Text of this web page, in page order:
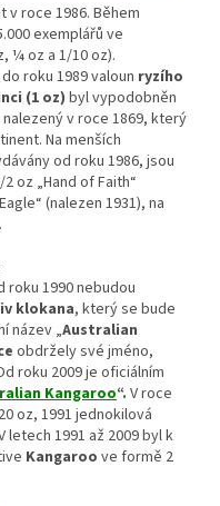
v roce 1986. Během
exemplářů ve
¼ oz a 1/10 oz).
roku 1989 valoun ryzího
(1 oz) byl vypodobněn
v roce 1869, který
Na menších
od roku 1986, jsou
oz „Hand of Faith“
(nalezen 1931), na
roku 1990 nebudou
klokana, který se bude
název „Australian
obdržely své jméno,
roku 2009 je oficiálním
Kangaroo“. V roce
oz, 1991 jednokilová
1991 až 2009 byl k
Kangaroo ve formě 2